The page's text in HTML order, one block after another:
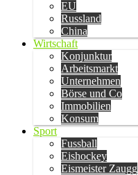
EU
Russland
China
Wirtschaft
Konjunktur
Arbeitsmarkt
Unternehmen
Börse und Co
Immobilien
Konsum
Sport
Fussball
Eishockey
Eismeister Zaugg